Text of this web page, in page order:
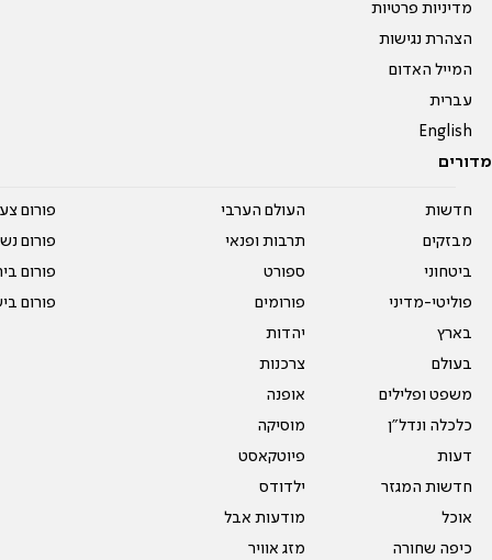
מדיניות פרטיות
הצהרת נגישות
המייל האדום
עברית
English
מדורים
חדשות
מבזקים
ביטחוני
פוליטי-מדיני
בארץ
בעולם
משפט ופלילים
כלכלה ונדל"ן
דעות
חדשות המגזר
אוכל
כיפה שחורה
העולם הערבי
תרבות ופנאי
ספורט
פורומים
יהדות
צרכנות
אופנה
מוסיקה
פיוטקאסט
ילדודס
מודעות אבל
מזג אוויר
פורום
פורום
פורום
פורום